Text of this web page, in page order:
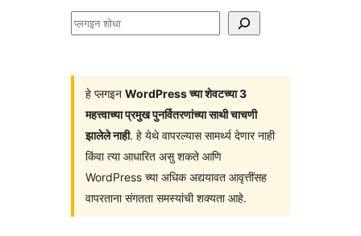
प्लगइन
हे प्लगइन WordPress च्या शेवटच्या 3
महत्त्वाच्या प्रमुख पुनर्वितरणांच्या साथी चाचणी
झालेले नाही. हे येथे वापरल्यास सामर्थ्य देणार नाही
किंवा त्या आधारित असु शकते आणि
WordPress च्या अधिक अद्ययावत आवृत्तींसह
वापरताना संगतता समस्यांची शक्यता आहे.